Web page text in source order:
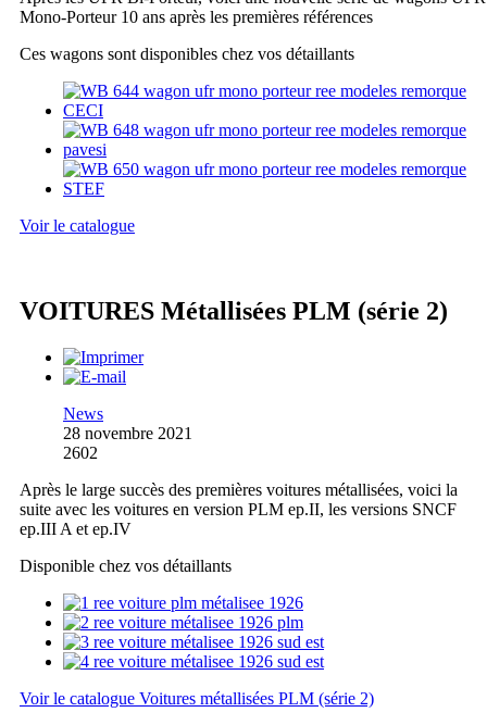
Mono-Porteur 10 ans après les premières références
Ces wagons sont disponibles chez vos détaillants
Voir le catalogue
VOITURES Métallisées PLM (série 2)
News
28 novembre 2021
2602
Après le large succès des premières voitures métallisées, voici la
suite avec les voitures en version PLM ep.II, les versions SNCF
ep.III A et ep.IV
Disponible chez vos détaillants
Voir le catalogue Voitures métallisées PLM (série 2)